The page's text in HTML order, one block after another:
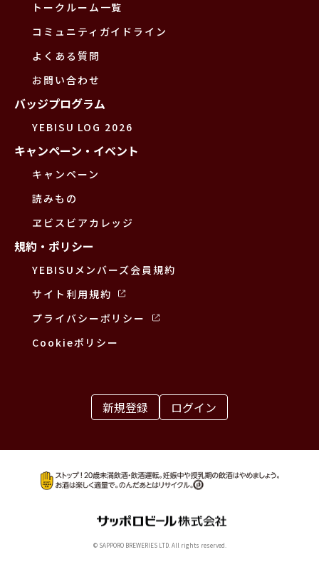
トークルーム一覧
コミュニティガイドライン
よくある質問
お問い合わせ
バッジプログラム
YEBISU LOG 2026
キャンペーン・イベント
キャンペーン
読みもの
ヱビスビアカレッジ
規約・ポリシー
YEBISUメンバーズ会員規約
サイト利用規約
プライバシーポリシー
Cookieポリシー
新規登録 ログイン
© SAPPORO BREWERIES LTD. All rights reserved.